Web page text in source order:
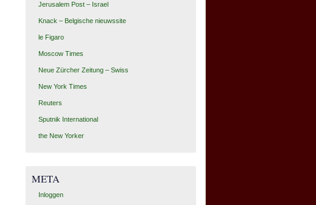
Jerusalem Post – Israel
Knack – Belgische nieuwssite
le Figaro
Moscow Times
Neue Zürcher Zeitung – Swiss
New York Times
Reuters
Sputnik International
the New Yorker
META
Inloggen